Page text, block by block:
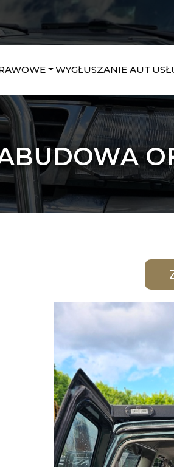
WYGŁUSZANIE AUT